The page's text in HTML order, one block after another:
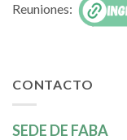
Reuniones:
CONTACTO
SEDE DE FABA